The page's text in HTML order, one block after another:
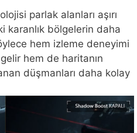
parlak alanları aşırı
karanlık bölgelerin daha
hem izleme deneyimi
hem de haritanın
düşmanları daha kolay